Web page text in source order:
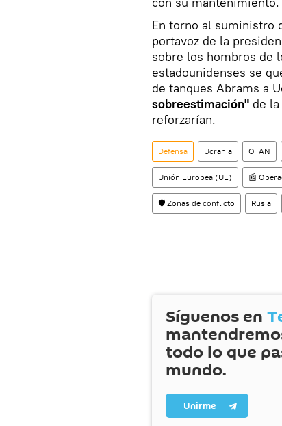
En torno al suministro
portavoz de la
sobre los hombros de
estadounidenses se
de tanques Abrams a
sobreestimación" de
reforzarían.
Defensa Ucrania OTAN
Unión Europea (UE) 📰
🛡️ Zonas de conflicto Rusia
Síguenos en
todo lo que
mundo.
Unirme